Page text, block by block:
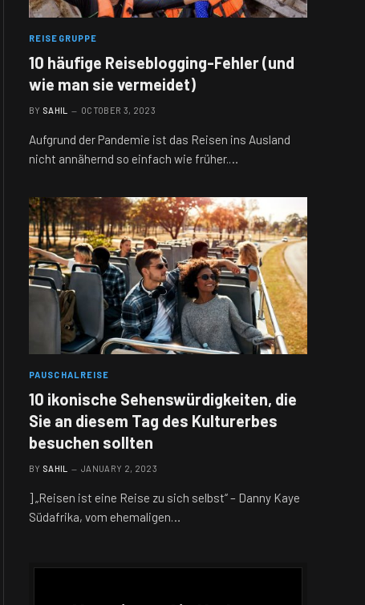
REISEGRUPPE
10 häufige Reiseblogging-Fehler (und
wie man sie vermeidet)
BY SAHIL OCTOBER 3, 2023
Aufgrund der Pandemie ist das Reisen ins Ausland
nicht annähernd so einfach wie früher.…
PAUSCHALREISE
10 ikonische Sehenswürdigkeiten, die
Sie an diesem Tag des Kulturerbes
besuchen sollten
BY SAHIL JANUARY 2, 2023
] „Reisen ist eine Reise zu sich selbst“ – Danny Kaye
Südafrika, vom ehemaligen…